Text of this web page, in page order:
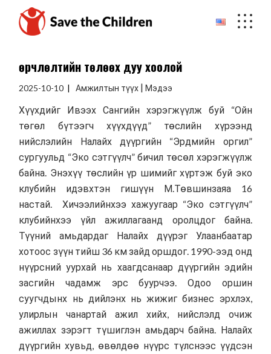
content
Өөрчлөлтийн төлөөх дуу хоолой
2025-10-10 Амжилтын түүх |Мэдээ
Хүүхдийг Ивээх Сангийн хэрэгжүүлж буй “Ойн
төгөл бүтээгч хүүхдүүд” төслийн хүрээнд
нийслэлийн Налайх дүүргийн “Эрдмийн оргил”
сургуульд “Эко сэтгүүлч” бичил төсөл хэрэгжүүлж
байна. Энэхүү төслийн үр шимийг хүртэж буй эко
клубийн идэвхтэн гишүүн М.Төвшинзаяа 16
настай. Хичээлийнхээ хажуугаар “Эко сэтгүүлч”
клубийнхээ үйл ажиллагаанд оролцдог байна.
Түүний амьдардаг Налайх дүүрэг Улаанбаатар
хотоос зүүн тийш 36 км зайд оршдог. 1990-ээд онд
нүүрсний уурхай нь хаагдсанаар дүүргийн эдийн
засгийн чадамж эрс буурчээ. Одоо оршин
суугчдынх нь дийлэнх нь жижиг бизнес эрхлэх,
улирлын чанартай ажил хийх, нийслэлд очиж
ажиллах зэрэгт түшиглэн амьдарч байна. Налайх
дүүргийн хувьд, өвөлдөө нүүрс түлснээс үүдсэн